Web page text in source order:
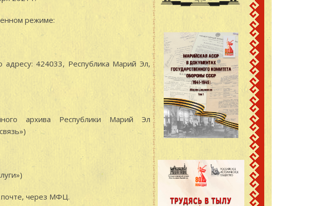
режиме:
424033, Республика Марий Эл,
архива Республики Марий Эл
почте, через МФЦ.